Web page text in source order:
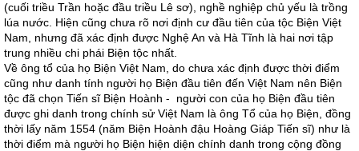
(cuối triều Trần hoặc đầu triều Lê sơ), nghề nghiệp chủ yếu là trồng
lúa nước. Hiện cũng chưa rõ nơi định cư đầu tiên của tộc Biện Việt
Nam, nhưng đã xác định được Nghệ An và Hà Tĩnh là hai nơi tập
trung nhiều chi phái Biện tộc nhất.
Về ông tổ của họ Biện Việt Nam, do chưa xác định được thời điểm
cũng như danh tính người họ Biện đầu tiên đến Việt Nam nên Biện
tộc đã chọn Tiến sĩ Biện Hoành - người con của họ Biện đầu tiên
được ghi danh trong chính sử Việt Nam là ông Tổ của họ Biện, đồng
thời lấy năm 1554 (năm Biện Hoành đậu Hoàng Giáp Tiến sĩ) như là
thời điểm mà người họ Biện hiện diện chính danh trong cộng đồng